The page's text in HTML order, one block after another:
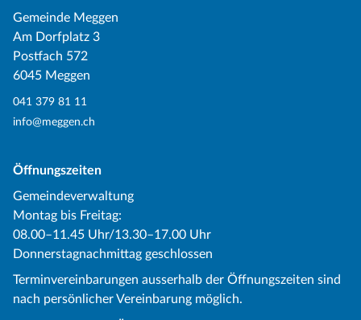
Gemeinde Meggen
Am Dorfplatz 3
Postfach 572
6045 Meggen
041 379 81 11
info@meggen.ch
Öffnungszeiten
Gemeindeverwaltung
Montag bis Freitag:
08.00–11.45 Uhr/13.30–17.00 Uhr
Donnerstagnachmittag geschlossen
Terminvereinbarungen ausserhalb der Öffnungszeiten sind
nach persönlicher Vereinbarung möglich.